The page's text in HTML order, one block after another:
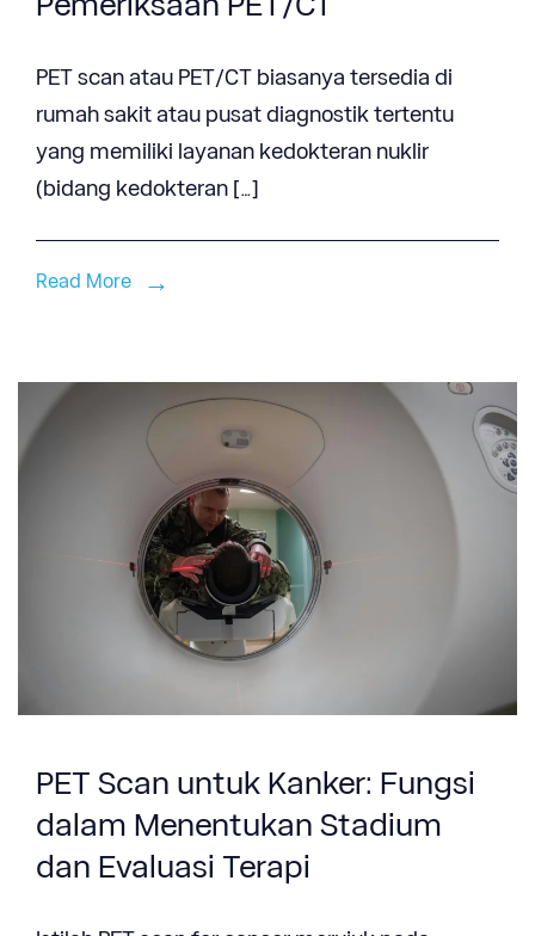
PET scan atau PET/CT biasanya tersedia di
rumah sakit atau pusat diagnostik tertentu
yang memiliki layanan kedokteran nuklir
(bidang kedokteran […]
Read More
PET Scan untuk Kanker: Fungsi
dalam Menentukan Stadium
dan Evaluasi Terapi